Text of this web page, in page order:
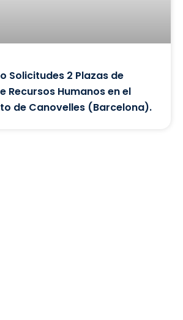
Solicitudes 2 Plazas de
Recursos Humanos en el
de Canovelles (Barcelona).